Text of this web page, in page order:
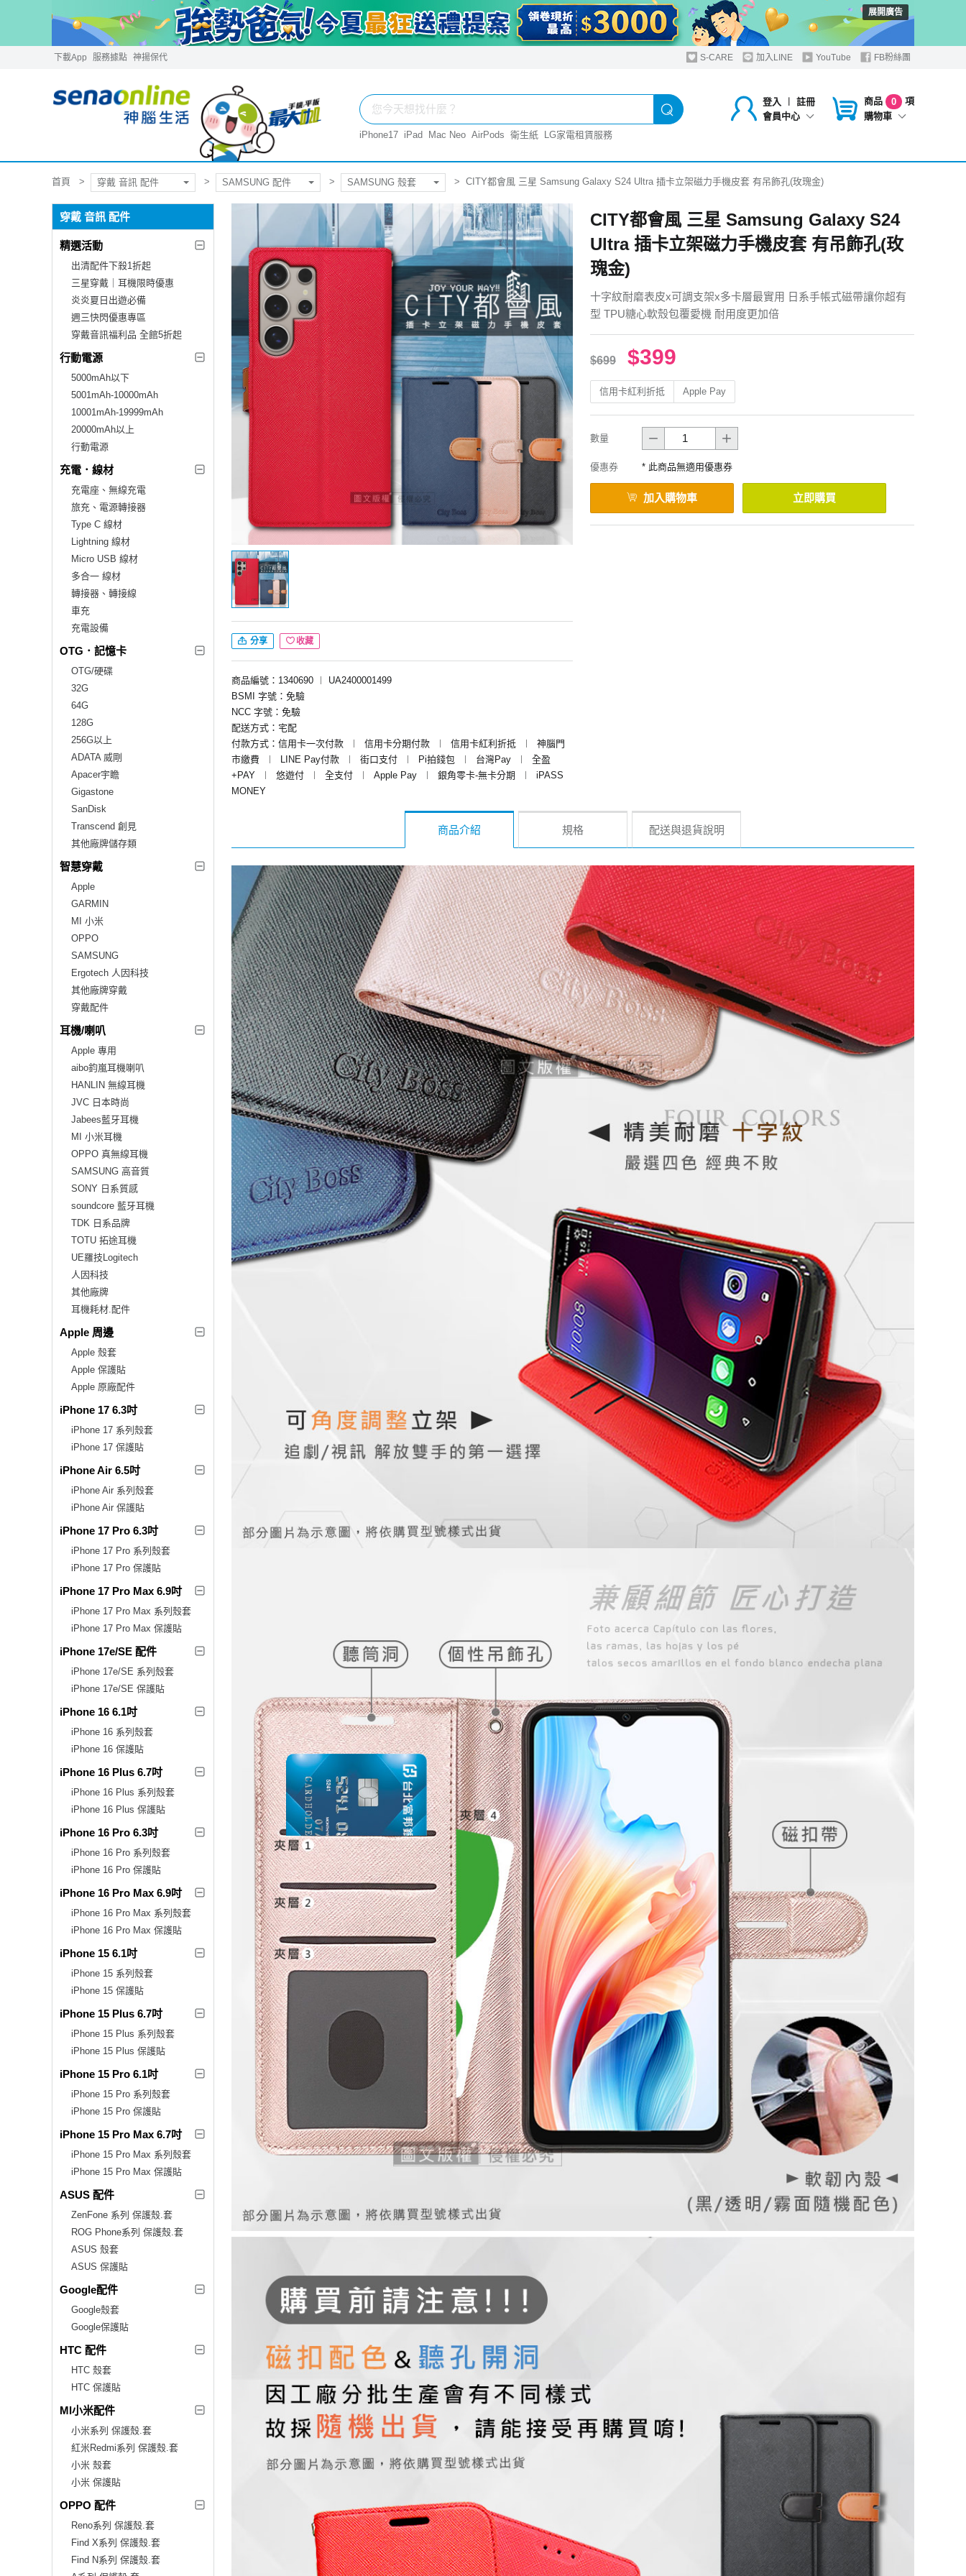
展開廣告
下載App 服務據點 神揚保代 S-CARE 加入LINE YouTube FB粉絲團
登入 ︱
註冊
會員中心
商品 0
項
購物車
iPhone17 iPad Mac Neo AirPods 衛生紙 LG家電租賃服務
首頁 穿戴 音訊 配件 SAMSUNG 配件 SAMSUNG 殼套 CITY都會風 三星 Samsung Galaxy S24 Ultra 插卡立架磁力手機皮套 有吊飾孔(玫瑰金)
穿戴 音訊 配件
精選活動
出清配件下殺1折起
三星穿戴｜耳機限時優惠
炎炎夏日出遊必備
週三快閃優惠專區
穿戴音訊福利品 全館5折起
行動電源
5000mAh以下
5001mAh-10000mAh
10001mAh-19999mAh
20000mAh以上
行動電源
充電．線材
充電座、無線充電
旅充、電源轉接器
Type C 線材
Lightning 線材
Micro USB 線材
多合一 線材
轉接器、轉接線
車充
充電設備
OTG．記憶卡
OTG/硬碟
32G
64G
128G
256G以上
ADATA 威剛
Apacer宇瞻
Gigastone
SanDisk
Transcend 創見
其他廠牌儲存類
智慧穿戴
Apple
GARMIN
MI 小米
OPPO
SAMSUNG
Ergotech 人因科技
其他廠牌穿戴
穿戴配件
耳機/喇叭
Apple 專用
aibo鈞嵐耳機喇叭
HANLIN 無線耳機
JVC 日本時尚
Jabees藍牙耳機
MI 小米耳機
OPPO 真無線耳機
SAMSUNG 高音質
SONY 日系質感
soundcore 藍牙耳機
TDK 日系品牌
TOTU 拓途耳機
UE羅技Logitech
人因科技
其他廠牌
耳機耗材.配件
Apple 周邊
Apple 殼套
Apple 保護貼
Apple 原廠配件
iPhone 17 6.3吋
iPhone 17 系列殼套
iPhone 17 保護貼
iPhone Air 6.5吋
iPhone Air 系列殼套
iPhone Air 保護貼
iPhone 17 Pro 6.3吋
iPhone 17 Pro 系列殼套
iPhone 17 Pro 保護貼
iPhone 17 Pro Max 6.9吋
iPhone 17 Pro Max 系列殼套
iPhone 17 Pro Max 保護貼
iPhone 17e/SE 配件
iPhone 17e/SE 系列殼套
iPhone 17e/SE 保護貼
iPhone 16 6.1吋
iPhone 16 系列殼套
iPhone 16 保護貼
iPhone 16 Plus 6.7吋
iPhone 16 Plus 系列殼套
iPhone 16 Plus 保護貼
iPhone 16 Pro 6.3吋
iPhone 16 Pro 系列殼套
iPhone 16 Pro 保護貼
iPhone 16 Pro Max 6.9吋
iPhone 16 Pro Max 系列殼套
iPhone 16 Pro Max 保護貼
iPhone 15 6.1吋
iPhone 15 系列殼套
iPhone 15 保護貼
iPhone 15 Plus 6.7吋
iPhone 15 Plus 系列殼套
iPhone 15 Plus 保護貼
iPhone 15 Pro 6.1吋
iPhone 15 Pro 系列殼套
iPhone 15 Pro 保護貼
iPhone 15 Pro Max 6.7吋
iPhone 15 Pro Max 系列殼套
iPhone 15 Pro Max 保護貼
ASUS 配件
ZenFone 系列 保護殼.套
ROG Phone系列 保護殼.套
ASUS 殼套
ASUS 保護貼
Google配件
Google殼套
Google保護貼
HTC 配件
HTC 殼套
HTC 保護貼
MI小米配件
小米系列 保護殼.套
紅米Redmi系列 保護殼.套
小米 殼套
小米 保護貼
OPPO 配件
Reno系列 保護殼.套
Find X系列 保護殼.套
Find N系列 保護殼.套
分享 收藏
商品編號：1340690 ︱
UA2400001499
BSMI 字號：免驗
NCC 字號：免驗
配送方式：宅配
付款方式：信用卡一次付款
︱ 信用卡分期付款 ︱ 信用卡紅利折抵 ︱
神腦門
市繳費
︱ LINE Pay付款 ︱ 街口支付 ︱ Pi拍錢包 ︱ 台灣Pay ︱
全盈
+PAY
︱ 悠遊付 ︱ 全支付 ︱ Apple Pay ︱ 銀角零卡-無卡分期 ︱
iPASS
MONEY
CITY都會風 三星 Samsung Galaxy S24
Ultra 插卡立架磁力手機皮套 有吊飾孔(玫
瑰金)
十字紋耐磨表皮x可調支架x多卡層最實用 日系手帳式磁帶讓你超有
型 TPU糖心軟殼包覆愛機 耐用度更加倍
$699 $399
信用卡紅利折抵 Apple Pay
數量
優惠券 * 此商品無適用優惠券
加入購物車 立即購買
商品介紹 規格 配送與退貨說明